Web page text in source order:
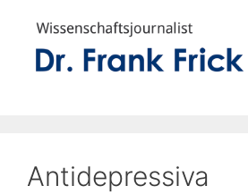
Antidepressiva